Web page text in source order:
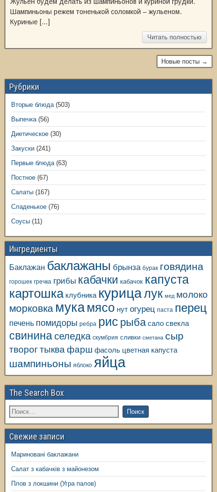
Шампиньоны режем тоненькой соломкой – жульеном.
Куриные […]
Читать полностью
Новые посты →
Рубрики
Вторые блюда(503)
Выпечка(56)
Диетическое (30)
Закуски (241)
Первые блюда(63)
Постное (67)
Салаты (167)
Сладенькое (76)
Соусы (11)
Ингредиенты
Баклажан баклажаны брынза бурак говядина
горошек гречка грибы кабачки кабачок капуста
картошка клубника курицалук мед молоко
морковка мукамясо нут огурец паста перец
печень помидоры ребра рис рыба сало свекла
свининаселедка скумбрия сливки сметана сыр
творогтыква фарш фасоль цветная капуста
шампиньоны яблоко яйца
The Search Box
Свежие записи
Мариновані баклажани
Салат з кабачків з майонезом
Плов з локшини (Угра палов)